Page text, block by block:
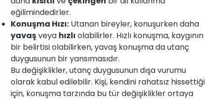
eğilimindedirler.
Konuşma Hızı: Utanan bireyler, konuşurken daha
yavaşveya hızlı olabilirler. Hızlı konuşma, kaygının
bir belirtisi olabilirken, yavaş konuşma da utanç
duygusunun bir yansımasıdır.
Bu değişiklikler, utanç duygusunun dışa vurumu
olarak kabul edilebilir. Kişi, kendini rahatsız hissettiği
için, konuşma tarzında bu tür değişiklikler ortaya